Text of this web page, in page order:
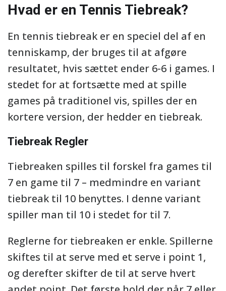
Hvad er en Tennis Tiebreak?
En tennis tiebreak er en speciel del af en
tenniskamp, der bruges til at afgøre
resultatet, hvis sættet ender 6-6 i games. I
stedet for at fortsætte med at spille
games på traditionel vis, spilles der en
kortere version, der hedder en tiebreak.
Tiebreak Regler
Tiebreaken spilles til forskel fra games til
7 en game til 7 – medmindre en variant
tiebreak til 10 benyttes. I denne variant
spiller man til 10 i stedet for til 7.
Reglerne for tiebreaken er enkle. Spillerne
skiftes til at serve med et serve i point 1,
og derefter skifter de til at serve hvert